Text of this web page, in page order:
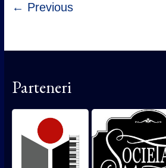
← Previous
Parteneri